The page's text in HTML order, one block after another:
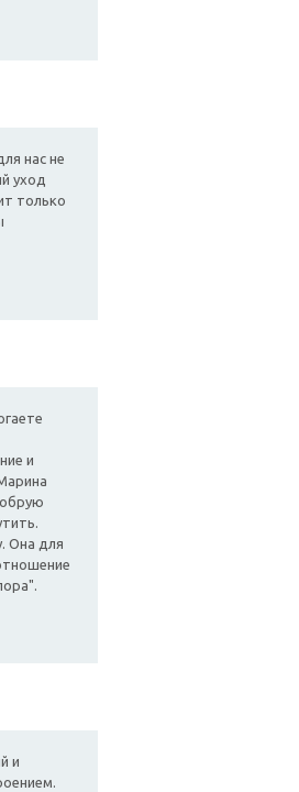
нас не
уход
только
и
Она для
и